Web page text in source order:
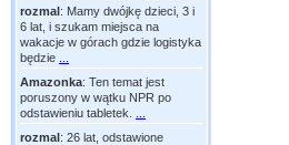
rozmal: Mamy dwójkę dzieci, 3 i
6 lat, i szukam miejsca na
wakacje w górach gdzie logistyka
będzie
Amazonka: Ten temat jest
poruszony w wątku NPR po
odstawieniu tabletek.
rozmal: 26 lat, odstawione